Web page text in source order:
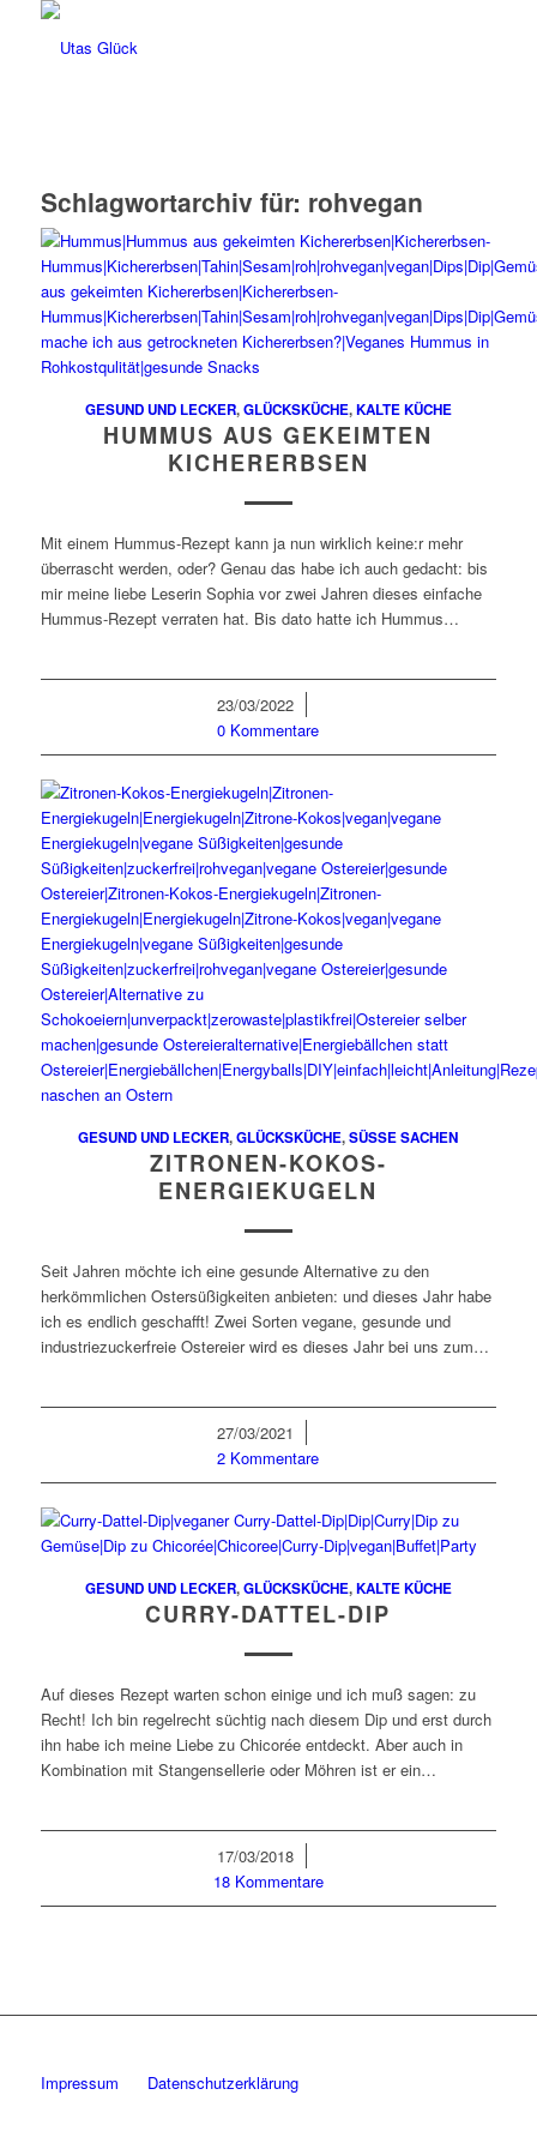
Schlagwortarchiv für: rohvegan
GESUND UND LECKER,GLÜCKSKÜCHE,KALTE KÜCHE
HUMMUS AUS GEKEIMTEN
KICHERERBSEN
Mit einem Hummus-Rezept kann ja nun wirklich keine:r mehr
überrascht werden, oder? Genau das habe ich auch gedacht: bis
mir meine liebe Leserin Sophia vor zwei Jahren dieses einfache
Hummus-Rezept verraten hat. Bis dato hatte ich Hummus…
23/03/2022
/
0 Kommentare
GESUND UND LECKER,GLÜCKSKÜCHE,SÜSSE SACHEN
ZITRONEN-KOKOS-
ENERGIEKUGELN
Seit Jahren möchte ich eine gesunde Alternative zu den
herkömmlichen Ostersüßigkeiten anbieten: und dieses Jahr habe
ich es endlich geschafft! Zwei Sorten vegane, gesunde und
industriezuckerfreie Ostereier wird es dieses Jahr bei uns zum…
27/03/2021
/
2 Kommentare
GESUND UND LECKER,GLÜCKSKÜCHE,KALTE KÜCHE
CURRY-DATTEL-DIP
Auf dieses Rezept warten schon einige und ich muß sagen: zu
Recht! Ich bin regelrecht süchtig nach diesem Dip und erst durch
ihn habe ich meine Liebe zu Chicorée entdeckt. Aber auch in
Kombination mit Stangensellerie oder Möhren ist er ein…
17/03/2018
/
18 Kommentare
Impressum Datenschutzerklärung